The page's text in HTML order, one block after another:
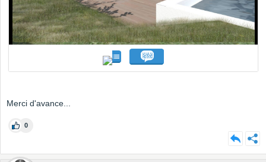
Merci d'avance...
0